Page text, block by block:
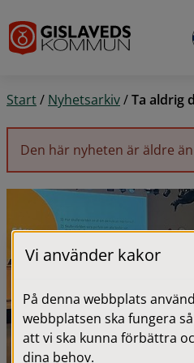
Start/ Nyhetsarkiv/Ta aldrig
Den här nyheten är äldre
Vi använder kakor
På denna webbplats
webbplatsen ska fungera
att vi ska kunna förbättra
dina behov.